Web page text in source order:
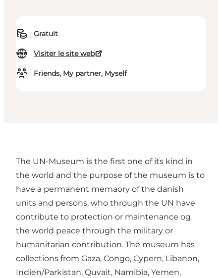
Gratuit
Visiter le site web
Friends, My partner, Myself
The UN-Museum is the first one of its kind in
the world and the purpose of the museum is to
have a permanent memaory of the danish
units and persons, who through the UN have
contribute to protection or maintenance og
the world peace through the military or
humanitarian contribution. The museum has
collections from Gaza, Congo, Cypern, Libanon,
Indien/Parkistan, Quvait, Namibia, Yemen,